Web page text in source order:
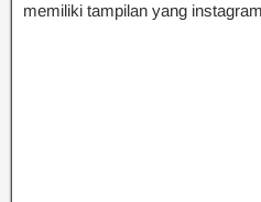
memiliki tampilan yang